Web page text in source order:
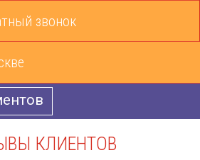
звонок
КЛИЕНТОВ